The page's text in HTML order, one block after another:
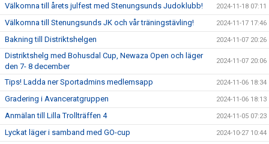
Välkomna till årets julfest med Stenungsunds Judoklubb! 2024-11-18 07:11
Välkomna till Stenungsunds JK och vår träningstävling! 2024-11-17 17:46
Bakning till Distriktshelgen 2024-11-07 20:26
Distriktshelg med Bohusdal Cup, Newaza Open och läger
den 7- 8 december
2024-11-07 20:06
Tips! Ladda ner Sportadmins medlemsapp 2024-11-06 18:34
Gradering i Avanceratgruppen 2024-11-06 18:13
Anmälan till Lilla Trollträffen 4 2024-11-05 07:23
Lyckat läger i samband med GO-cup 2024-10-27 10:44